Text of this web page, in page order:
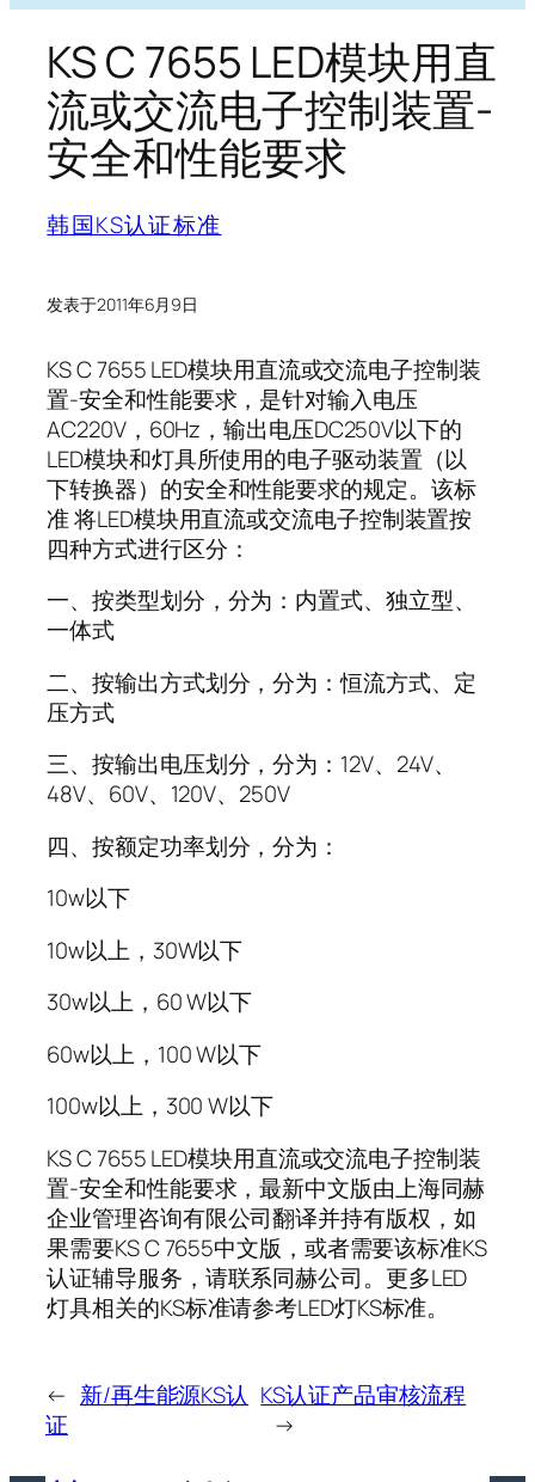
KS C 7655 LED模块用直
流或交流电子控制装置-
安全和性能要求
韩国KS认证标准
发表于2011年6月9日
KS C 7655 LED模块用直流或交流电子控制装
置-安全和性能要求，是针对输入电压
AC220V，60Hz，输出电压DC250V以下的
LED模块和灯具所使用的电子驱动装置（以
下转换器）的安全和性能要求的规定。该标
准 将LED模块用直流或交流电子控制装置按
四种方式进行区分：
一、按类型划分，分为：内置式、独立型、
一体式
二、按输出方式划分，分为：恒流方式、定
压方式
三、按输出电压划分，分为：12V、24V、
48V、60V、120V、250V
四、按额定功率划分，分为：
10w以下
10w以上，30W以下
30w以上，60 W以下
60w以上，100 W以下
100w以上，300 W以下
KS C 7655 LED模块用直流或交流电子控制装
置-安全和性能要求，最新中文版由上海同赫
企业管理咨询有限公司翻译并持有版权，如
果需要KS C 7655中文版，或者需要该标准KS
认证辅导服务，请联系同赫公司。更多LED
灯具相关的KS标准请参考LED灯KS标准。
← 新/再生能源KS认
证
KS认证产品审核流程
→